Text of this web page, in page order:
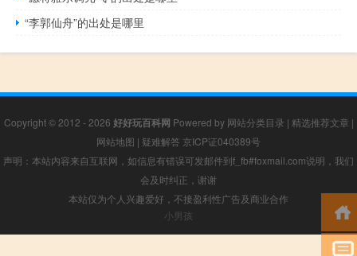
“李郭仙舟”的出处是哪里
Copyright © 2012 - 2026 好好玩百科网 Powered by 网站分类目录 | 精选推荐文章 |
网站地图 | 疑难解答 京ICP证040389号
声明：本站内容来自互联网，如信息有错误可发邮件到f_fb#foxmail.com说明，我们
会及时纠正，谢谢
本站仅为个人兴趣爱好，不接盈利性广告及商业合作
小男孩